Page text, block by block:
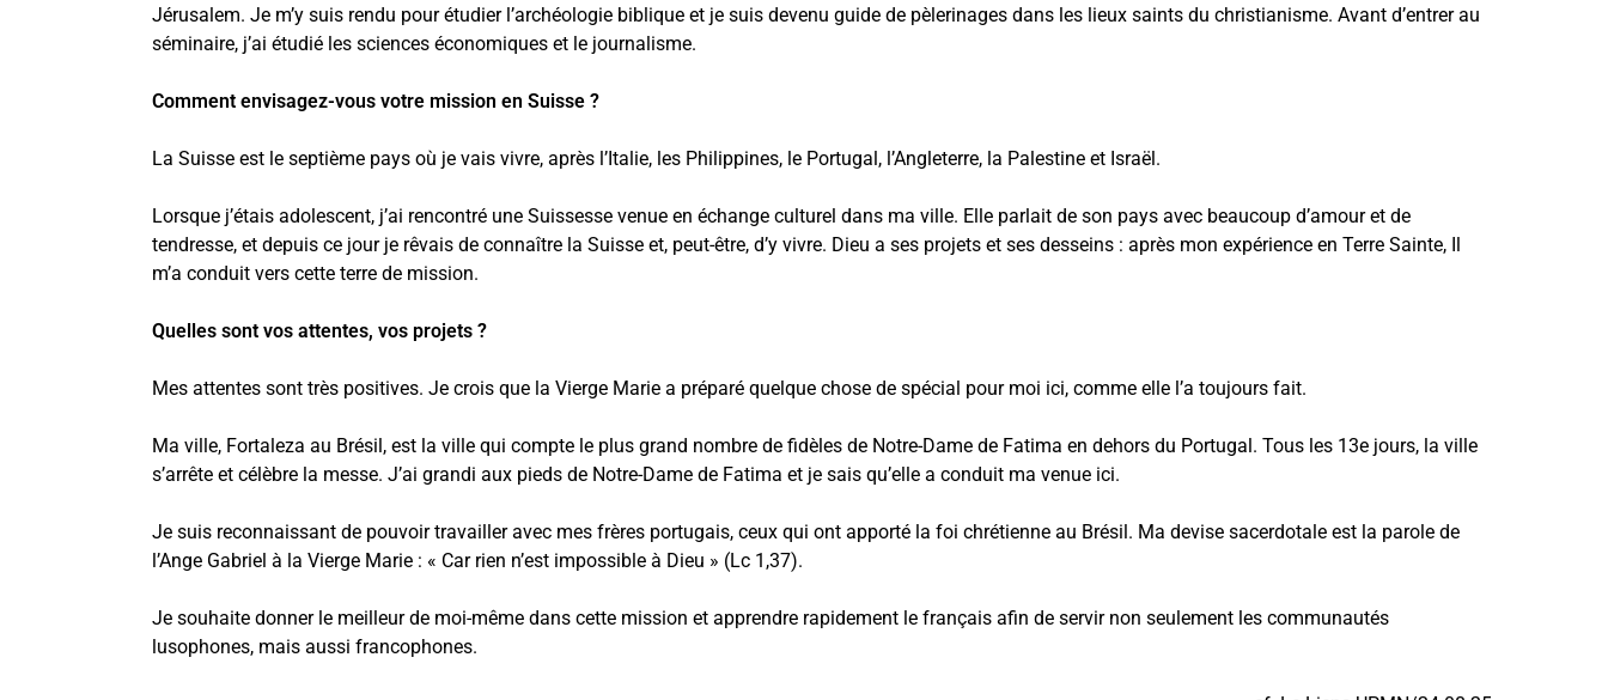
Jérusalem. Je m’y suis rendu pour étudier l’archéologie biblique et je suis devenu guide de pèlerinages dans les lieux saints du christianisme. Avant d’entrer au
séminaire, j’ai étudié les sciences économiques et le journalisme.
Comment envisagez-vous votre mission en Suisse ?
La Suisse est le septième pays où je vais vivre, après l’Italie, les Philippines, le Portugal, l’Angleterre, la Palestine et Israël.
Lorsque j’étais adolescent, j’ai rencontré une Suissesse venue en échange culturel dans ma ville. Elle parlait de son pays avec beaucoup d’amour et de
tendresse, et depuis ce jour je rêvais de connaître la Suisse et, peut-être, d’y vivre. Dieu a ses projets et ses desseins : après mon expérience en Terre Sainte, Il
m’a conduit vers cette terre de mission.
Quelles sont vos attentes, vos projets ?
Mes attentes sont très positives. Je crois que la Vierge Marie a préparé quelque chose de spécial pour moi ici, comme elle l’a toujours fait.
Ma ville, Fortaleza au Brésil, est la ville qui compte le plus grand nombre de fidèles de Notre-Dame de Fatima en dehors du Portugal. Tous les 13e jours, la ville
s’arrête et célèbre la messe. J’ai grandi aux pieds de Notre-Dame de Fatima et je sais qu’elle a conduit ma venue ici.
Je suis reconnaissant de pouvoir travailler avec mes frères portugais, ceux qui ont apporté la foi chrétienne au Brésil. Ma devise sacerdotale est la parole de
l’Ange Gabriel à la Vierge Marie : « Car rien n’est impossible à Dieu » (Lc 1,37).
Je souhaite donner le meilleur de moi-même dans cette mission et apprendre rapidement le français afin de servir non seulement les communautés
lusophones, mais aussi francophones.